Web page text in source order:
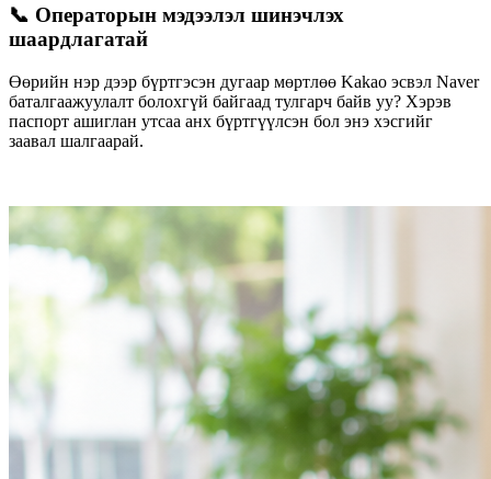
📞 Операторын мэдээлэл шинэчлэх
шаардлагатай
Өөрийн нэр дээр бүртгэсэн дугаар мөртлөө Kakao эсвэл Naver
баталгаажуулалт болохгүй байгаад тулгарч байв уу? Хэрэв
паспорт ашиглан утсаа анх бүртгүүлсэн бол энэ хэсгийг
заавал шалгаарай.